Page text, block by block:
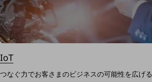
製造・建設業
小売業
キーワードで探す
モバイルTOP
法人向けスマホ・携帯に関する、
製品
IoT
つなぐ力でお客さまのビジネスの可能性を広げる